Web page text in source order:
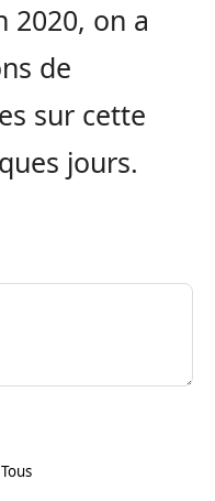
2020, on a
de
sur cette
jours.
Tous